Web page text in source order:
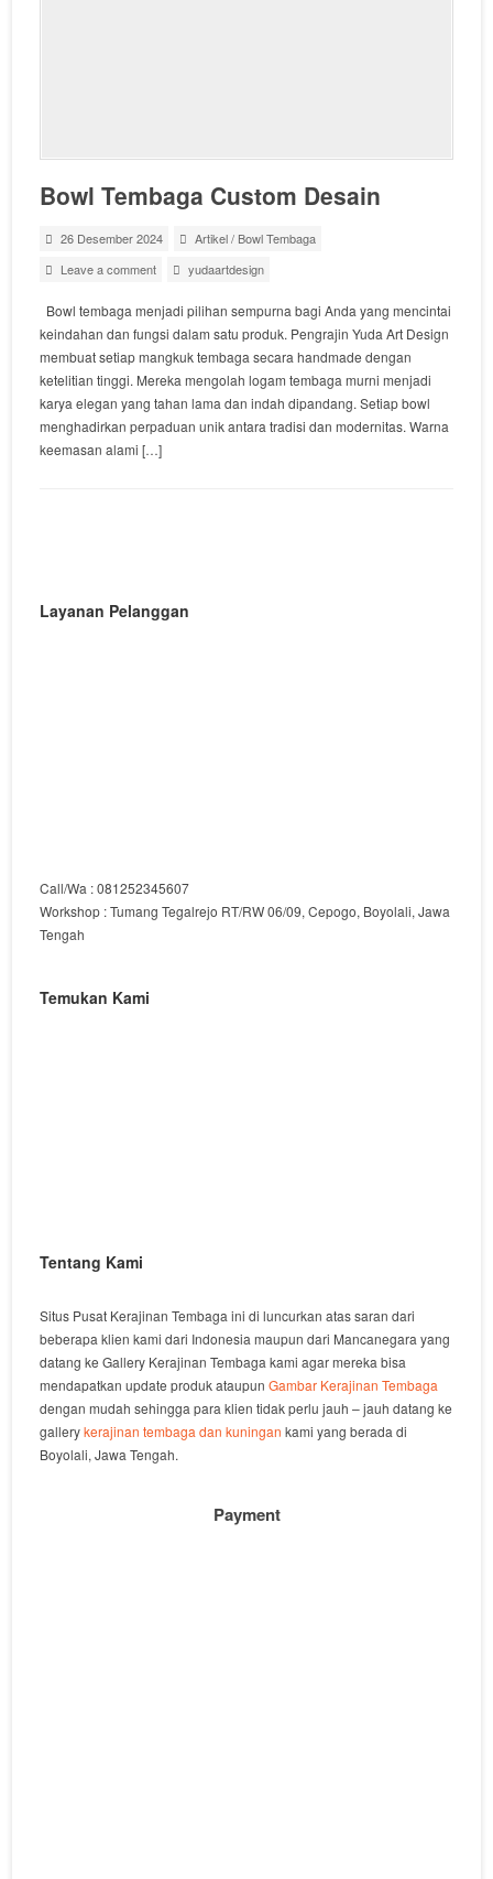
Bowl Tembaga Custom Desain
26 Desember 2024 Artikel/ Bowl Tembaga
Leave a comment
yudaartdesign
Bowl tembaga menjadi pilihan sempurna bagi Anda yang mencintai
keindahan dan fungsi dalam satu produk. Pengrajin Yuda Art Design
membuat setiap mangkuk tembaga secara handmade dengan
ketelitian tinggi. Mereka mengolah logam tembaga murni menjadi
karya elegan yang tahan lama dan indah dipandang. Setiap bowl
menghadirkan perpaduan unik antara tradisi dan modernitas. Warna
keemasan alami […]
Layanan Pelanggan
Call/Wa : 081252345607
Workshop : Tumang Tegalrejo RT/RW 06/09, Cepogo, Boyolali, Jawa
Tengah
Temukan Kami
Tentang Kami
Situs Pusat Kerajinan Tembaga ini di luncurkan atas saran dari
beberapa klien kami dari Indonesia maupun dari Mancanegara yang
datang ke Gallery Kerajinan Tembaga kami agar mereka bisa
mendapatkan update produk ataupunGambar Kerajinan Tembaga
dengan mudah sehingga para klien tidak perlu jauh – jauh datang ke
gallerykerajinan tembaga dan kuningan kami yang berada di
Boyolali, Jawa Tengah.
Payment